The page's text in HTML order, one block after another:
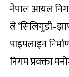
नेपाल आयल
ले
पाइपलाइन
निगम प्रवक्ता